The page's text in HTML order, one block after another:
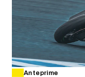
Anteprime